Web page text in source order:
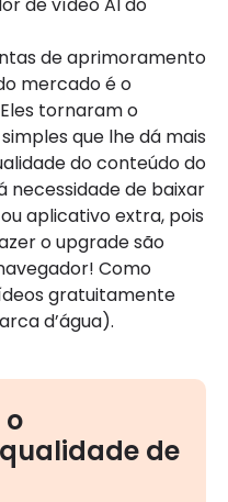
de aprimoramento
mercado é o
Eles tornaram o
que lhe dá mais
do conteúdo do
necessidade de baixar
aplicativo extra, pois
o upgrade são
Como
gratuitamente
d’água).
de